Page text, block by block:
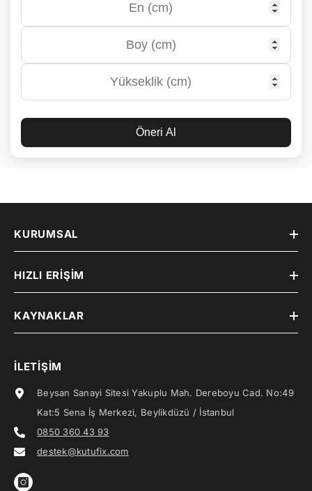
Öneri Al
KURUMSAL
HIZLI ERIŞIM
KAYNAKLAR
İLETIŞIM
Beysan Sanayi Sitesi Yakuplu Mah. Dereboyu Cad. No:49
Kat:5 Sena İş Merkezi, Beylikdüzü / İstanbul
0850 360 43 93
destek@kutufix.com